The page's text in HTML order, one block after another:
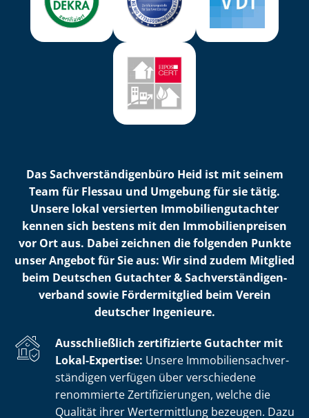
Das Sach­ver­stän­di­gen­bü­ro Heid ist mit seinem
Team für Flessau und Umgebung für sie tätig.
Unsere lokal versierten Im­mo­bi­li­en­gut­ach­ter
kennen sich bestens mit den Im­mo­bi­li­en­prei­sen
vor Ort aus. Dabei zeichnen die folgenden Punkte
unser Angebot für Sie aus: Wir sind zudem Mitglied
beim Deutschen Gutachter & Sach­ver­stän­di­gen­
ver­band sowie Fördermitglied beim Verein
deutscher Ingenieure.
Ausschließlich zertifizierte Gutachter mit
Lokal-Expertise: Unsere Im­mo­bi­li­en­sach­ver­
stän­di­gen verfügen über verschiedene
renommierte Zer­ti­fi­zie­run­gen, welche die
Qualität ihrer Wertermittlung bezeugen. Dazu